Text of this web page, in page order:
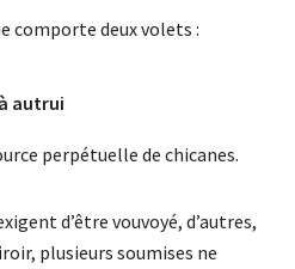
comporte deux volets :
autrui
perpétuelle de chicanes.
d’être vouvoyé, d’autres,
plusieurs soumises ne